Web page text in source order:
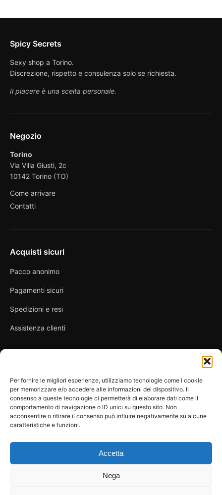
Per fornire le migliori esperienze, utilizziamo tecnologie come i cookie
per memorizzare e/o accedere alle informazioni del dispositivo. Il
consenso a queste tecnologie ci permetterà di elaborare dati come il
comportamento di navigazione o ID unici su questo sito. Non
acconsentire o ritirare il consenso può influire negativamente su alcune
caratteristiche e funzioni.
Accetta
Nega
Spicy Secrets
Sexy shop a Torino.
Discrezione, rispetto e consulenza solo se richiesta.
Il piacere è una scelta personale.
Negozio
Torino
Via Villa Giusti, 2c
10142 Torino (TO)
Come arrivare
Contatti
Acquisti sicuri
Pacco anonimo
Pagamenti sicuri
Spedizioni e resi
Assistenza clienti
Privacy Policy
Condizioni di vendita